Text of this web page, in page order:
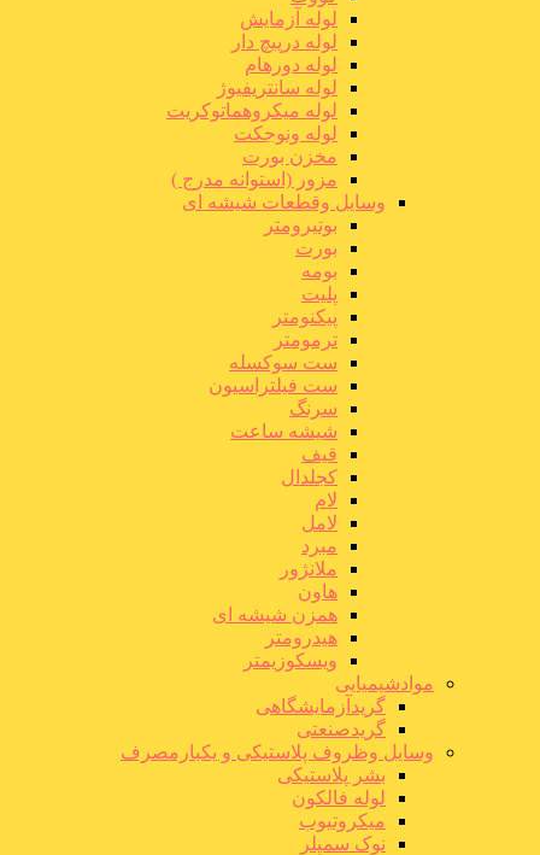
لوله آزمایش
لوله درپیچ دار
لوله دورهام
لوله سانتریفیوژ
لوله میکروهماتوکریت
لوله ونوجکت
مخزن بورت
مزور (استوانه مدرج )
وسایل وقطعات شیشه ای
بوتیرومتر
بورت
بومه
پلیت
پیکنومتر
ترمومتر
ست سوکسله
ست فیلتراسیون
سرنگ
شیشه ساعت
قیف
کجلدال
لام
لامل
مبرد
ملانژور
هاون
همزن شیشه ای
هیدرومتر
ویسکوزیمتر
موادشیمیایی
گریدآزمایشگاهی
گریدصنعتی
وسایل وظروف پلاستیکی و یکبارمصرف
بشر پلاستیکی
لوله فالکون
میکروتیوب
نوک سمپلر